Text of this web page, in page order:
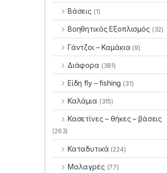
Βάσεις (1)
Βοηθητικός Εξοπλισμός (32)
Γάντζοι – Καμάκια (9)
Διάφορα (381)
Είδη fly – fishing (31)
Καλάμια (315)
Κασετίνες – θήκες – βάσεις
(263)
Καταδυτικά (224)
Μαλαγρές (77)